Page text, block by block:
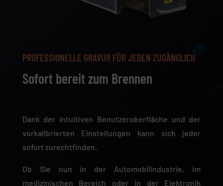
PROFESSIONELLE GRAVUR FÜR JEDEN ZUGÄNGLICH
Sofort bereit zum Brennen
Dank der intuitiven Benutzeroberfläche und der
vorkalibrierten Einstellungen kann sich jeder
sofort zurechtfinden.
Ob Sie nun in der Automobilindustrie, im
medizinischen Bereich oder in der Elektronik